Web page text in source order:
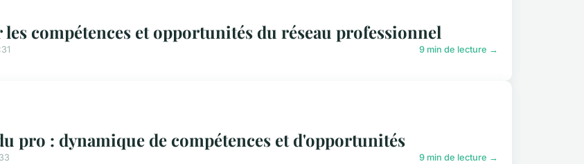
compétences et opportunités du réseau professionnel
9 min de lecture →
pro : dynamique de compétences et d'opportunités
9 min de lecture →